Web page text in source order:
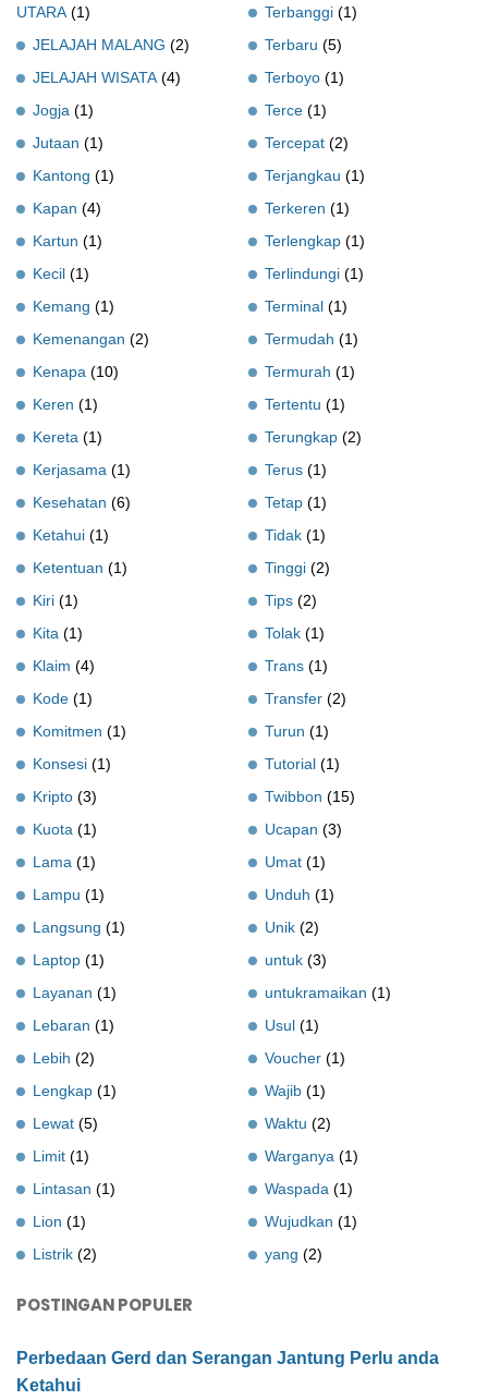
UTARA (1)
JELAJAH MALANG (2)
JELAJAH WISATA (4)
Jogja (1)
Jutaan (1)
Kantong (1)
Kapan (4)
Kartun (1)
Kecil (1)
Kemang (1)
Kemenangan (2)
Kenapa (10)
Keren (1)
Kereta (1)
Kerjasama (1)
Kesehatan (6)
Ketahui (1)
Ketentuan (1)
Kiri (1)
Kita (1)
Klaim (4)
Kode (1)
Komitmen (1)
Konsesi (1)
Kripto (3)
Kuota (1)
Lama (1)
Lampu (1)
Langsung (1)
Laptop (1)
Layanan (1)
Lebaran (1)
Lebih (2)
Lengkap (1)
Lewat (5)
Limit (1)
Lintasan (1)
Lion (1)
Listrik (2)
Terbanggi (1)
Terbaru (5)
Terboyo (1)
Terce (1)
Tercepat (2)
Terjangkau (1)
Terkeren (1)
Terlengkap (1)
Terlindungi (1)
Terminal (1)
Termudah (1)
Termurah (1)
Tertentu (1)
Terungkap (2)
Terus (1)
Tetap (1)
Tidak (1)
Tinggi (2)
Tips (2)
Tolak (1)
Trans (1)
Transfer (2)
Turun (1)
Tutorial (1)
Twibbon (15)
Ucapan (3)
Umat (1)
Unduh (1)
Unik (2)
untuk (3)
untukramaikan (1)
Usul (1)
Voucher (1)
Wajib (1)
Waktu (2)
Warganya (1)
Waspada (1)
Wujudkan (1)
yang (2)
POSTINGAN POPULER
Perbedaan Gerd dan Serangan Jantung Perlu anda
Ketahui